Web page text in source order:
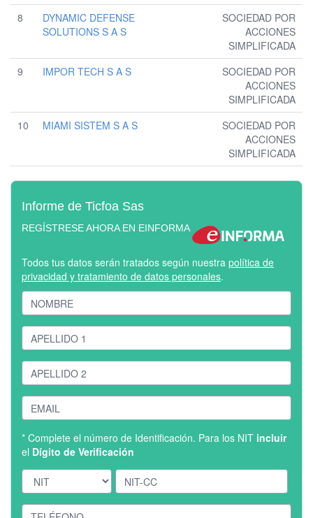
8
DYNAMIC DEFENSE
SOLUTIONS S A S
SOCIEDAD POR
ACCIONES
SIMPLIFICADA
9
IMPOR TECH S A S
SOCIEDAD POR
ACCIONES
SIMPLIFICADA
10
MIAMI SISTEM S A S
SOCIEDAD POR
ACCIONES
SIMPLIFICADA
Informe de Ticfoa Sas
REGÍSTRESE AHORA EN EINFORMA
Todos tus datos serán tratados según nuestra política de
privacidad y tratamiento de datos personales.
* Complete el número de Identificación. Para los NIT incluir
el Dígito de Verificación